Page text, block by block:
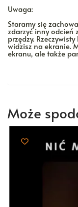
Uwaga:
Staramy się
zdarzyć inny odcień
przędzy.
widzisz na ekranie.
ekranu, ale także
Może